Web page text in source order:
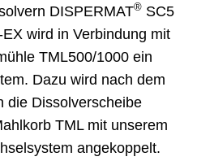
DISPERMAT® SC5
EX wird in Verbindung mit
TML500/1000 ein
Dazu wird nach dem
die Dissolverscheibe
TML mit unserem
angekoppelt.